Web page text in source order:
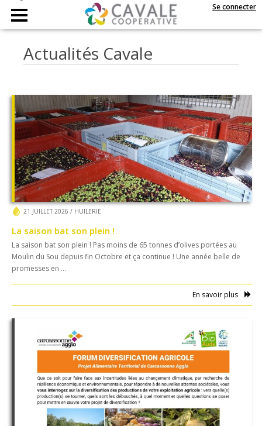
Se connecter
Actualités Cavale
21 JUILLET 2026 / HUILERIE
La saison bat son plein !
La saison bat son plein ! Pas moins de 65 tonnes d’olives portées au
Moulin du Sou depuis fin Octobre et ça continue ! Une année belle de
promesses en …
En savoir plus